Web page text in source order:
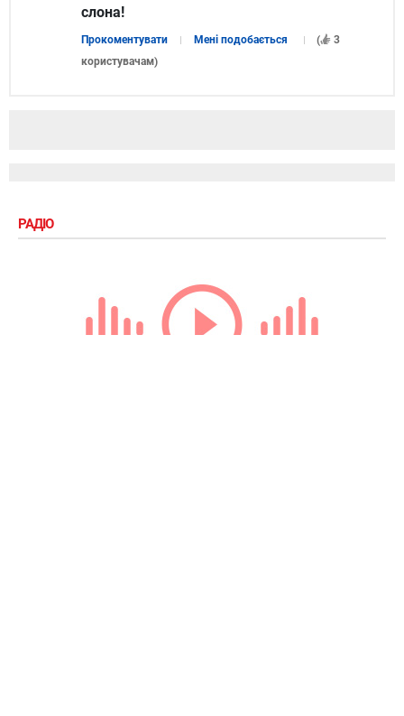
слона!
Прокоментувати Мені подобається (
3
користувачам)
РАДІО